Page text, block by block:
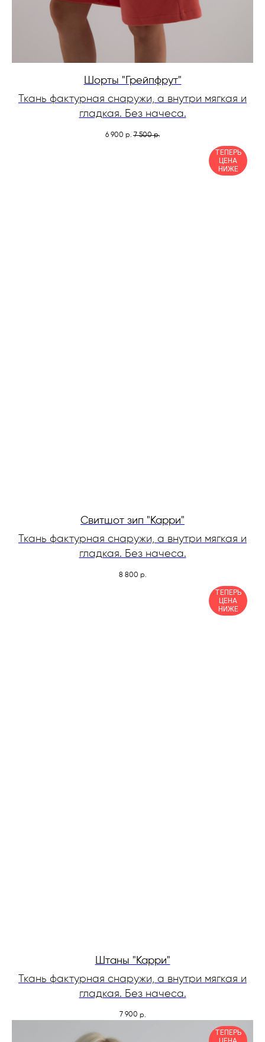
Шорты "Грейпфрут"
Ткань фактурная снаружи, а внутри мягкая и
гладкая. Без начеса.
6 900 р. 7 500 р.
ТЕПЕРЬ
ЦЕНА
НИЖЕ
Свитшот зип "Карри"
Ткань фактурная снаружи, а внутри мягкая и
гладкая. Без начеса.
8 800 р.
ТЕПЕРЬ
ЦЕНА
НИЖЕ
Штаны "Карри"
Ткань фактурная снаружи, а внутри мягкая и
гладкая. Без начеса.
7 900 р.
ТЕПЕРЬ